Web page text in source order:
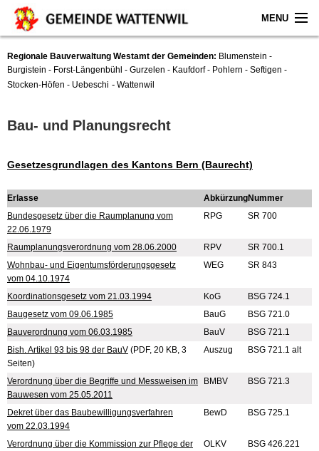
MENU
Home
Aktuelles
Gemeinde
Verwaltung
Online-Service
Leben
Impressum
Regionale Bauverwaltung Westamt der Gemeinden: Blumenstein -
Burgistein - Forst-Längenbühl - Gurzelen - Kaufdorf - Pohlern - Seftigen -
Stocken-Höfen - Uebeschi - Wattenwil
Bau- und Planungsrecht
Gesetzesgrundlagen des Kantons Bern (Baurecht)
Erlasse AbkürzungNummer
Bundesgesetz über die Raumplanung vom
22.06.1979
RPG SR 700
Raumplanungsverordnung vom 28.06.2000 RPV
SR 700.1
Wohnbau- und Eigentumsförderungsgesetz
vom 04.10.1974
WEG SR 843
Koordinationsgesetz vom 21.03.1994 KoG
BSG 724.1
Baugesetz vom 09.06.1985
BauG
BSG 721.0
Bauverordnung vom 06.03.1985
BauV
BSG 721.1
Bish. Artikel 93 bis 98 der BauV (PDF, 20 KB, 3
Seiten)
Auszug BSG 721.1 alt
Verordnung über die Begriffe und Messweisen im
Bauwesen vom 25.05.2011
BMBV BSG 721.3
Dekret über das Baubewilligungsverfahren
vom 22.03.1994
BewD BSG 725.1
Verordnung über die Kommission zur Pflege der
OLKV BSG 426.221